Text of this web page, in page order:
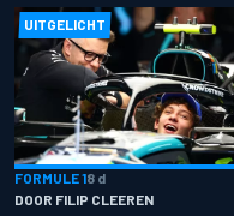
UITGELICHT
FORMULE 18 d
DOOR FILIP CLEEREN